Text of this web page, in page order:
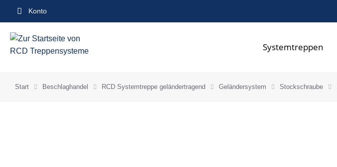
springenKonto
Systemtreppen
Sie befinden sich hier:
Start Beschlaghandel RCD Systemtreppe geländertragend Geländersystem Stockschraube